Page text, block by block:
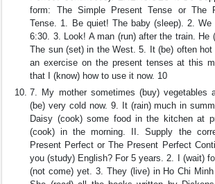
form: The Simple Present Tense or The
Tense. 1. Be quiet! The baby (sleep). 2. We
6:30. 3. Look! A man (run) after the train. He
The sun (set) in the West. 5. It (be) often
an exercise on the present tenses at this
that I (know) how to use it now. 10
7. My mother sometimes (buy)
(be) very cold now. 9. It (rain) much in
Daisy (cook) some food in the kitchen at
(cook) in the morning. II. Supply the
Present Perfect or The Present Perfect
you (study) English? For 5 years. 2. I (wait)
(not come) yet. 3. They (live) in Ho Chi